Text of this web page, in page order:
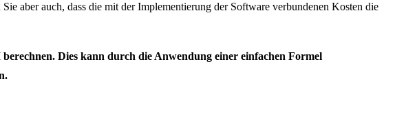
aber auch, dass die mit der Implementierung der Software verbundenen Kosten die
Dies kann durch die Anwendung einer einfachen Formel